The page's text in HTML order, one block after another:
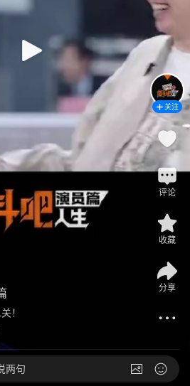
！
关注
评论
收藏
分享
两句